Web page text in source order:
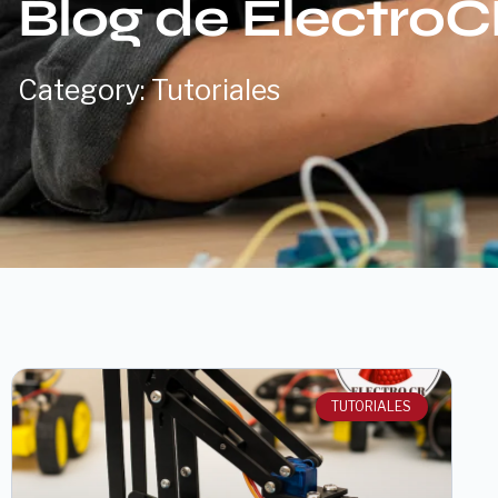
Blog de
Category: Tutoriales
TUTORIALES